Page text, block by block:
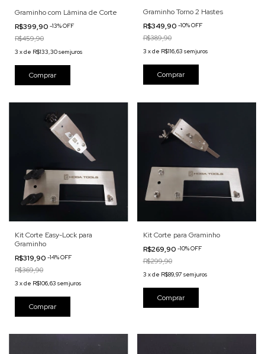
Graminho com Lâmina de Corte
R$399,90 -13%OFF
R$459,90
3 xde R$133,30sem juros
Graminho Torno 2 Hastes
R$349,90 -10%OFF
R$389,90
3 xde R$116,63 sem juros
Kit Corte Easy-Lock para
Graminho
R$319,90 -14%OFF
R$369,90
3 xde R$106,63 sem juros
Kit Corte para Graminho
R$269,90 -10%OFF
R$299,90
3 xde R$89,97 sem juros